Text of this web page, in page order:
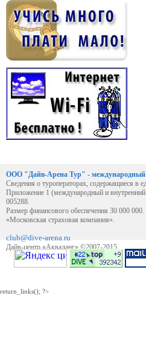
ООО "Дайв-Арена Тур" - международный
Сведения о туроператорах, содержащиеся в
Приложение 1 (международный и
005288.
Размер финансового обеспечения 30 000 000.
«Московская страховая компания».
club@dive-arena.ru
Дайв-центр «Акваланг» ©2007-2015
return_links(); ?>